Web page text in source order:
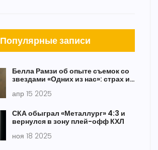
Популярные записи
Белла Рамзи об опыте съемок со
звездами «Одних из нас»: страх и
апр 15 2025
СКА обыграл «Металлург» 4:3 и
вернулся в зону плей-офф КХЛ
ноя 18 2025